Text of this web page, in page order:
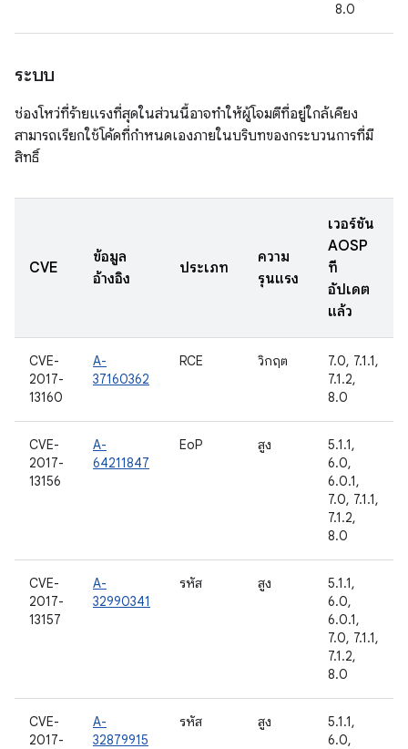
8.0
ระบบ
ช่องโหว่ที่ร้ายแรงที่สุดในส่วนนี้อาจทำให้ผู้โจมตีที่อยู่ใกล้เคียง
สามารถเรียกใช้โค้ดที่กำหนดเองภายในบริบทของกระบวนการที่มี
สิทธิ์
CVE
ข้อมูล
อ้างอิง
ประเภท
ความ
รุนแรง
เวอร์ชัน
AOSP
ที่
อัปเดต
แล้ว
CVE-
2017-
13160
A-
37160362
RCE วิกฤต
7.0, 7.1.1,
7.1.2,
8.0
CVE-
2017-
13156
A-
64211847
EoP สูง
5.1.1,
6.0,
6.0.1,
7.0, 7.1.1,
7.1.2,
8.0
CVE-
2017-
13157
A-
32990341
รหัส สูง
5.1.1,
6.0,
6.0.1,
7.0, 7.1.1,
7.1.2,
8.0
CVE-
2017-
A-
32879915
รหัส สูง
5.1.1,
6.0,